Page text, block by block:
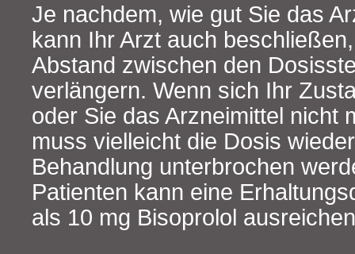
Je nachdem, wie gut Sie das
kann Ihr Arzt auch
Abstand zwischen den
verlängern. Wenn sich Ihr
oder Sie das Arzneimittel nicht
muss vielleicht die Dosis
Behandlung unterbrochen
Patienten kann eine
als 10 mg Bisoprolol